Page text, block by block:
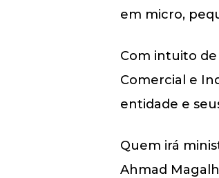
em micro,
Com intuito de
Comercial e
entidade e
Quem irá
Ahmad